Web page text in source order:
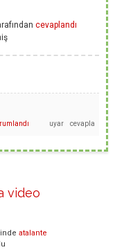
cevaplandı
video
atalante